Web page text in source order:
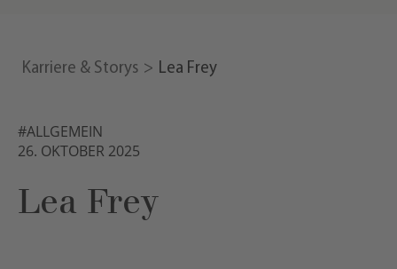
Karriere & Storys Lea Frey
#ALLGEMEIN
26. OKTOBER 2025
Lea Frey